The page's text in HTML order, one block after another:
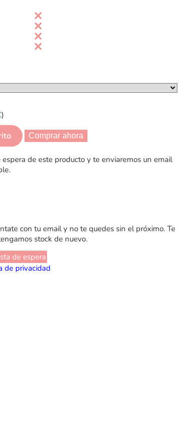
)
Comprar ahora
de este producto y te enviaremos un email
con tu email y no te quedes sin el próximo. Te
stock de nuevo.
de espera
de privacidad